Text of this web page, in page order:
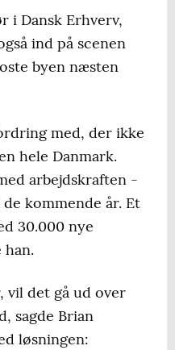
i Dansk Erhverv,
ind på scenen
byen næsten
med, der ikke
hele Danmark.
arbejdskraften -
kommende år. Et
30.000 nye
han.
vil det gå ud over
sagde Brian
løsningen: